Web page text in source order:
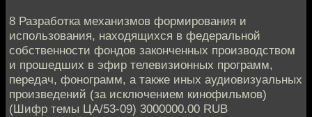
8 Разработка механизмов формирования и
использования, находящихся в федеральной
собственности фондов законченных производством
и прошедших в эфир телевизионных программ,
передач, фонограмм, а также иных аудиовизуальных
произведений (за исключением кинофильмов)
(Шифр темы ЦА/53-09) 3000000.00 RUB